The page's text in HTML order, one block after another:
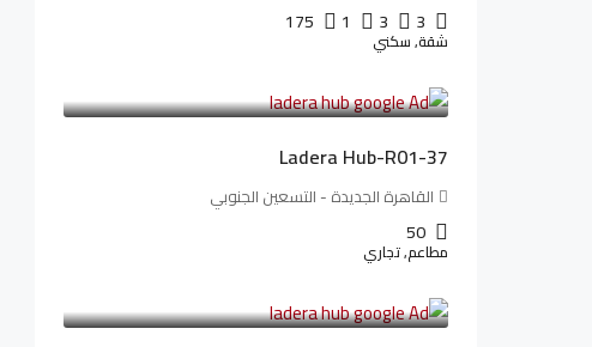
3
3
1
175
شقة, سكني
Ladera Hub-R01-37
القاهرة الجديدة - التسعين الجنوبي
50
مطاعم, تجاري